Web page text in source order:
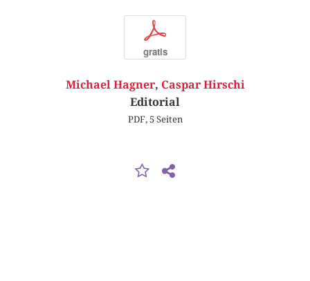
p
gratis
Michael Hagner, Caspar Hirschi
Editorial
PDF, 5 Seiten